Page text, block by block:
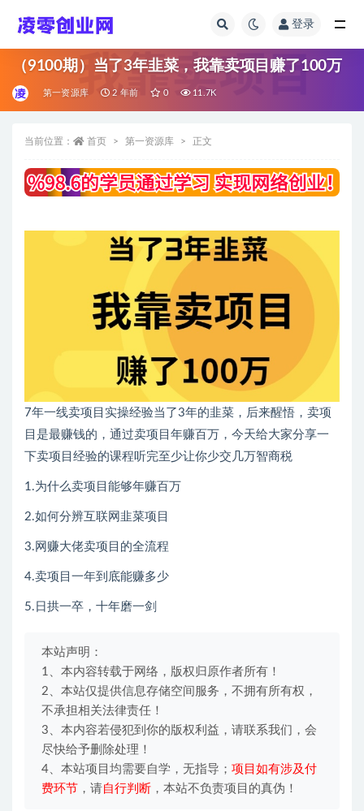
登录
（9100期）当了3年韭菜，我靠卖项目赚了100万
第一资源库 2 年前 0 11.7K
当前位置： 首页 第一资源库 正文
7年一线卖项目实操经验当了3年的韭菜，后来醒悟，卖项
目是最赚钱的，通过卖项目年赚百万，今天给大家分享一
下卖项目经验的课程听完至少让你少交几万智商税
1.为什么卖项目能够年赚百万
2.如何分辨互联网韭菜项目
3.网赚大佬卖项目的全流程
4.卖项目一年到底能赚多少
5.日拱一卒，十年磨一剑
本站声明：
1、本内容转载于网络，版权归原作者所有！
2、本站仅提供信息存储空间服务，不拥有所有权，
不承担相关法律责任！
3、本内容若侵犯到你的版权利益，请联系我们，会
尽快给予删除处理！
4、本站项目均需要自学，无指导； 项目如有涉及付
费环节 ，请自行判断 ，本站不负责项目的真伪！